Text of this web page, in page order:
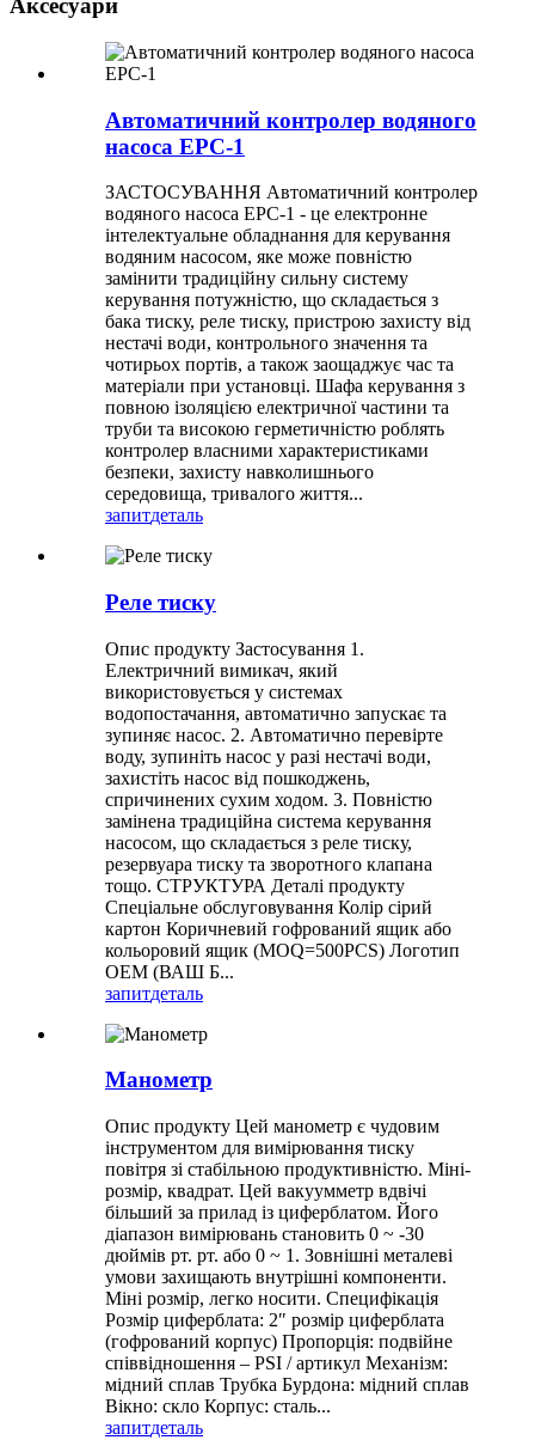
Аксесуари
Автоматичний контролер водяного
насоса EPC-1
ЗАСТОСУВАННЯ Автоматичний контролер
водяного насоса EPC-1 - це електронне
інтелектуальне обладнання для керування
водяним насосом, яке може повністю
замінити традиційну сильну систему
керування потужністю, що складається з
бака тиску, реле тиску, пристрою захисту від
нестачі води, контрольного значення та
чотирьох портів, а також заощаджує час та
матеріали при установці. Шафа керування з
повною ізоляцією електричної частини та
труби та високою герметичністю роблять
контролер власними характеристиками
безпеки, захисту навколишнього
середовища, тривалого життя...
запитдеталь
Реле тиску
Опис продукту Застосування 1.
Електричний вимикач, який
використовується у системах
водопостачання, автоматично запускає та
зупиняє насос. 2. Автоматично перевірте
воду, зупиніть насос у разі нестачі води,
захистіть насос від пошкоджень,
спричинених сухим ходом. 3. Повністю
замінена традиційна система керування
насосом, що складається з реле тиску,
резервуара тиску та зворотного клапана
тощо. СТРУКТУРА Деталі продукту
Спеціальне обслуговування Колір сірий
картон Коричневий гофрований ящик або
кольоровий ящик (MOQ=500PCS) Логотип
OEM (ВАШ Б...
запитдеталь
Манометр
Опис продукту Цей манометр є чудовим
інструментом для вимірювання тиску
повітря зі стабільною продуктивністю. Міні-
розмір, квадрат. Цей вакуумметр вдвічі
більший за прилад із циферблатом. Його
діапазон вимірювань становить 0 ~ -30
дюймів рт. рт. або 0 ~ 1. Зовнішні металеві
умови захищають внутрішні компоненти.
Міні розмір, легко носити. Специфікація
Розмір циферблата: 2″ розмір циферблата
(гофрований корпус) Пропорція: подвійне
співвідношення – PSI / артикул Механізм:
мідний сплав Трубка Бурдона: мідний сплав
Вікно: скло Корпус: сталь...
запитдеталь